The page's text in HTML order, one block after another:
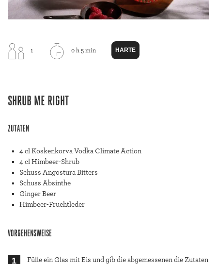
1 0 h 5 min HARTE
SHRUB ME RIGHT
ZUTATEN
4 cl Koskenkorva Vodka Climate Action
4 cl Himbeer-Shrub
Schuss Angostura Bitters
Schuss Absinthe
Ginger Beer
Himbeer-Fruchtleder
VORGEHENSWEISE
Fülle ein Glas mit Eis und gib die abgemessenen die Zutaten